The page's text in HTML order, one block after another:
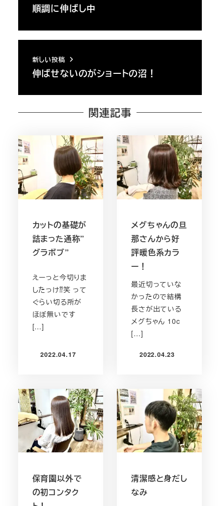
順調に伸ばし中
新しい投稿
伸ばせないのがショートの沼！
関連記事
カットの基礎が
詰まった通称”
グラボブ”
えーっと今切りま
したっけ⁇笑 って
ぐらい切る所が
ほぼ無いです
[…]
投稿日
2022.04.17
メグちゃんの旦
那さんから好
評暖色系カラ
ー！
最近切っていな
かったので結構
長さが出ている
メグちゃん 10c
[…]
投稿日
2022.04.23
保育園以外で
の初コンタク
清潔感と身だし
なみ